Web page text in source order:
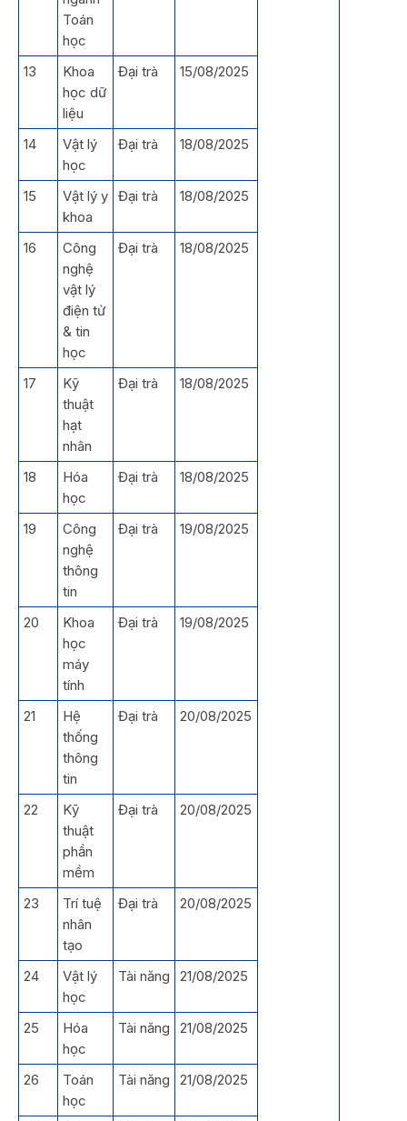
Toán
học
13
Khoa
học dữ
liệu
Đại trà 15/08/2025
14
Vật lý
học
Đại trà 18/08/2025
15
Vật lý y
khoa
Đại trà 18/08/2025
16
Công
nghệ
vật lý
điện tử
& tin
học
Đại trà 18/08/2025
17
Kỹ
thuật
hạt
nhân
Đại trà 18/08/2025
18
Hóa
học
Đại trà 18/08/2025
19
Công
nghệ
thông
tin
Đại trà 19/08/2025
20
Khoa
học
máy
tính
Đại trà 19/08/2025
21
Hệ
thống
thông
tin
Đại trà 20/08/2025
22
Kỹ
thuật
phần
mềm
Đại trà 20/08/2025
23
Trí tuệ
nhân
tạo
Đại trà 20/08/2025
24
Vật lý
học
Tài năng 21/08/2025
25
Hóa
học
Tài năng 21/08/2025
26
Toán
học
Tài năng 21/08/2025